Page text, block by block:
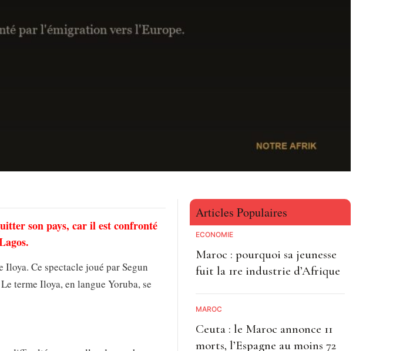
son pays, car il est confronté
Ce spectacle joué par Segun
terme Iloya, en langue Yoruba, se
Articles Populaires
ECONOMIE
Maroc : pourquoi sa jeunesse
fuit la 1re industrie d’Afrique
MAROC
Ceuta : le Maroc annonce 11
morts, l’Espagne au moins 72